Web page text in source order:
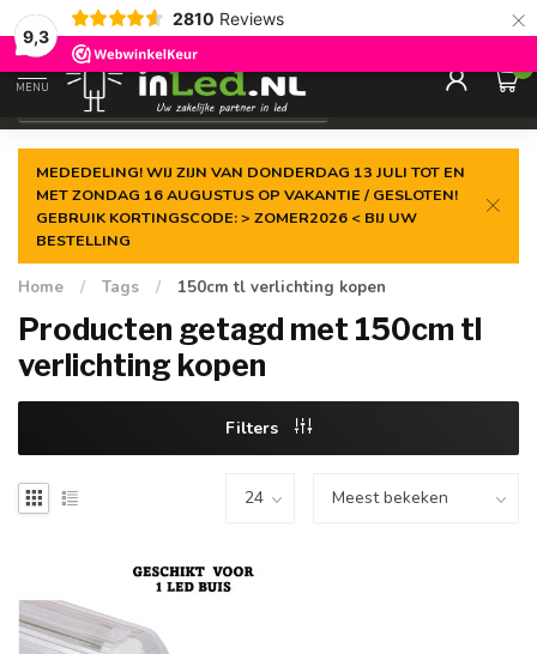
9,3
2810 Reviews ×
Gegarandeerde delaagste prijs
MENU
0
MEDEDELING! WIJ ZIJN VAN DONDERDAG 13 JULI TOT EN
MET ZONDAG 16 AUGUSTUS OP VAKANTIE / GESLOTEN!
GEBRUIK KORTINGSCODE: > ZOMER2026 < BIJ UW
BESTELLING
Home / Tags / 150cm tl verlichting kopen
Producten getagd met 150cm tl
verlichting kopen
Filters